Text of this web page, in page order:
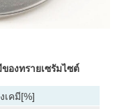
องทรายเซรัมไซต์
เคมี[%]